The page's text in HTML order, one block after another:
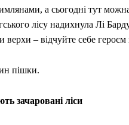
а сьогодні тут
лісу надихнула Лі
– відчуйте себе героєм
пішки.
зачаровані ліси